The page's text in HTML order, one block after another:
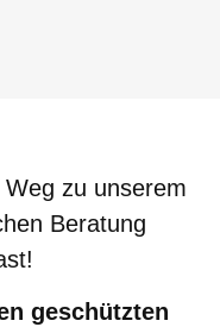
zu unserem
Beratung
geschützten